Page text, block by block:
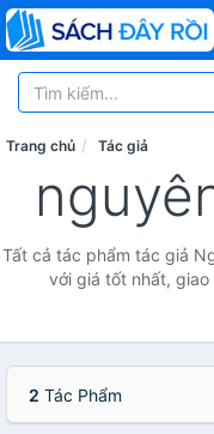
Trang chủ Tác giả
Tất cả tác phẩm tác giả
với giá tốt nhất, giao
2 Tác Phẩm